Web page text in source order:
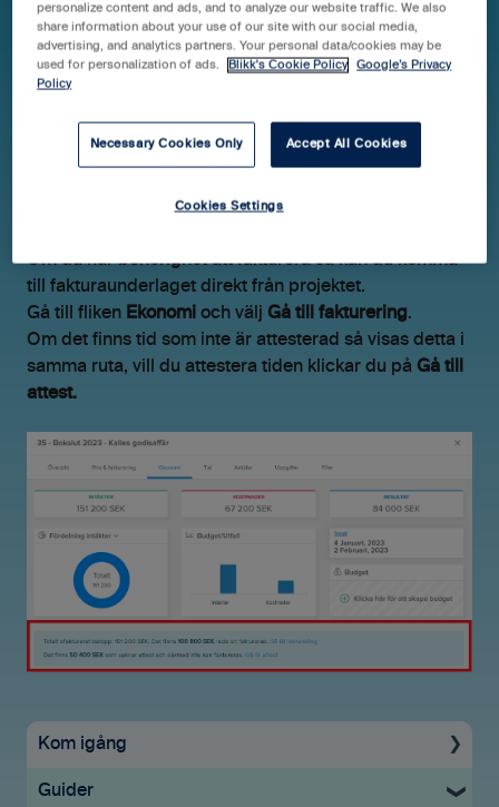
Hjälpcenter Blikk Pro & Business Guider
Projekt
Skapa fakturaunderlag
direkt från projektet
Om du har behörighet att fakturera så kan du komma
till fakturaunderlaget direkt från projektet.
Gå till fliken Ekonomi och välj Gå till fakturering.
Om det finns tid som inte är attesterad så visas detta i
samma ruta, vill du attestera tiden klickar du på Gå till
attest.
Kom igång
Uppstartsguide
Guider
personalize content and ads, and to analyze our website traffic. We also
share information about your use of our site with our social media,
advertising, and analytics partners. Your personal data/cookies may be
used for personalization of ads.
Blikk's Cookie Policy
Google’s Privacy
Policy
Necessary Cookies Only Accept All Cookies
Cookies Settings